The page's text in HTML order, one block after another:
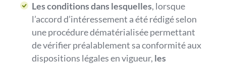
Les conditions dans lesquelles, lorsque
l’accord d’intéressement a été rédigé selon
une procédure dématérialisée permettant
de vérifier préalablement sa conformité aux
dispositions légales en vigueur, les